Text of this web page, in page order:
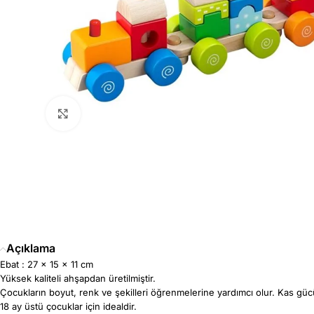
Açıklama
Ebat : 27 x 15 x 11 cm
Yüksek kaliteli ahşapdan üretilmiştir.
Çocukların boyut, renk ve şekilleri öğrenmelerine yardımcı olur. Kas
18 ay üstü çocuklar için idealdir.